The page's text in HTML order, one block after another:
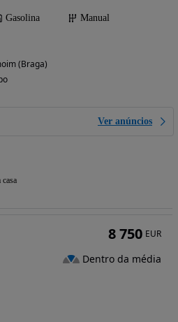
Gasolina
Manual
(Braga)
Ver anúncios
casa
8 750 EUR
Dentro da média